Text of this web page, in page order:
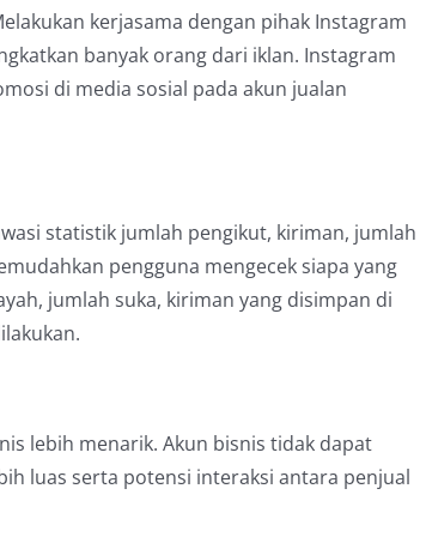
kerjasama dengan pihak Instagram
banyak orang dari iklan. Instagram
di media sosial pada akun jualan
statistik jumlah pengikut, kiriman, jumlah
pengguna mengecek siapa yang
jumlah suka, kiriman yang disimpan di
lebih menarik. Akun bisnis tidak dapat
luas serta potensi interaksi antara penjual